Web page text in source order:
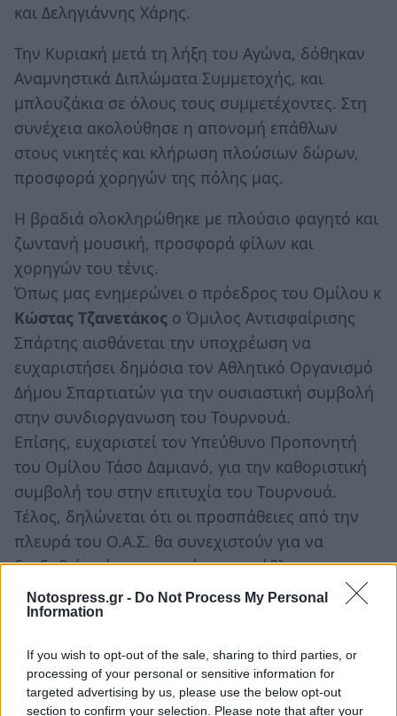
Notospress.gr - Do Not Process My Personal
Information
If you wish to opt-out of the sale, sharing to third parties, or
processing of your personal or sensitive information for
targeted advertising by us, please use the below opt-out
section to confirm your selection. Please note that after your
και Δεληγιάννης Χάρης.
Την Κυριακή μετά τη λήξη του Αγώνα, δόθηκαν
Αναμνηστικά Διπλώματα Συμμετοχής, και
μπλουζάκια σε όλους τους συμμετέχοντες. Στη
συνέχεια ακολούθησε η απονομή επάθλων
στους νικητές και κλήρωση πλούσιων δώρων,
προσφορά χορηγών της πόλης μας.
Η βραδιά ολοκληρώθηκε με πλούσιο φαγητό και
ζωντανή μουσική, προσφορά φίλων και
χορηγών του τένις.
Όπως μας ενημερώνει ο πρόεδρος του Ομίλου κ
Κώστας Τζανετάκος ο Όμιλος Αντισφαίρισης
Σπάρτης αισθάνεται την υποχρέωση να
ευχαριστήσει δημόσια τον Αθλητικό Οργανισμό
Δήμου Σπαρτιατών για την ουσιαστική συμβολή
στην συνδιοργανωση του Τουρνουά.
Επίσης, ευχαριστεί τον Υπεύθυνο Προπονητή
του Ομίλου Τάσο Δαμιανό, για την καθοριστική
συμβολή του στην επιτυχία του Τουρνουά.
Τέλος, δηλώνεται ότι οι προσπάθειες από την
πλευρά του Ο.Α.Σ. θα συνεχιστούν για να
διαδοθεί ακόμη περισσότερο το άθλημα του
τένις.